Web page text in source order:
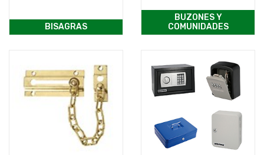
BISAGRAS
BUZONES Y
COMUNIDADES